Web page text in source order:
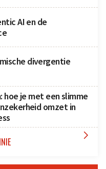
AI en de
divergentie
hoe je met een slimme
omzet in
